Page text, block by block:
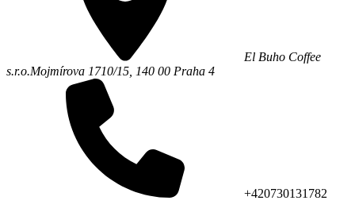
El Buho Coffee
s.r.o.Mojmírova 1710/15, 140 00 Praha 4
+420730131782